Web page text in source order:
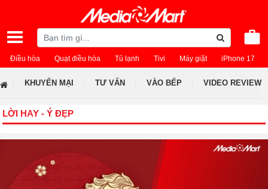
Điều hòa Quạt điều hòa Tủ lạnh Tivi Máy giặt iPhone 17
KHUYẾN MẠI TƯ VẤN VÀO BẾP VIDEO REVIEW
LỜI HAY - Ý ĐẸP